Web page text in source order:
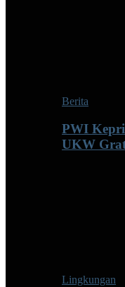
Berita
PWI
UKW
Lingkungan